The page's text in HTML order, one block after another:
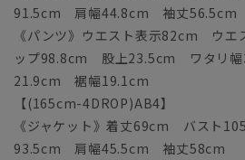
91.5cm 肩幅44.8cm 袖丈56.5cm
《パンツ》ウエスト表示82cm ウ
ップ98.8cm 股上23.5cm ワタリ
21.9cm 裾幅19.1cm
【(165cm-4DROP)AB4】
《ジャケット》着丈69cm バスト
93.5cm 肩幅45.5cm 袖丈58cm